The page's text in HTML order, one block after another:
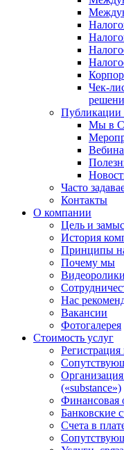
Чек-
Публикации
Мы в
Часто
Контакты
О компании
Цель и
История
Принципы
Почему мы
Видеоролики
Нас
Вакансии
Фотогалерея
Стоимость услуг
(«substance»)
Финансовая
Банковские
Счета в